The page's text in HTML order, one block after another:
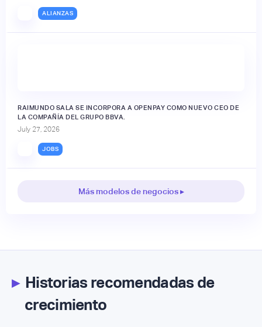
ALIANZAS
RAIMUNDO SALA SE INCORPORA A OPENPAY COMO NUEVO CEO DE
LA COMPAÑÍA DEL GRUPO BBVA.
July 27, 2026
JOBS
Más modelos de negocios ▸
▸Historias recomendadas de
crecimiento